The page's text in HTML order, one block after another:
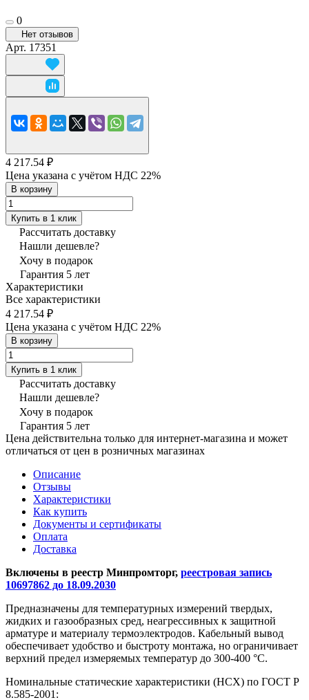
0
Нет отзывов
Арт. 17351
4 217.54 ₽
Цена указана с учётом НДС 22%
В корзину
Купить в 1 клик
Рассчитать доставку
Нашли дешевле?
Хочу в подарок
Гарантия 5 лет
Характеристики
Все характеристики
4 217.54 ₽
Цена указана с учётом НДС 22%
В корзину
Купить в 1 клик
Рассчитать доставку
Нашли дешевле?
Хочу в подарок
Гарантия 5 лет
Цена действительна только для интернет-магазина и может
отличаться от цен в розничных магазинах
Описание
Отзывы
Характеристики
Как купить
Документы и сертификаты
Оплата
Доставка
Включены в реестр Минпромторг, реестровая запись
10697862 до 18.09.2030
Предназначены для температурных измерений твердых,
жидких и газообразных сред, неагрессивных к защитной
арматуре и материалу термоэлектродов. Кабельный вывод
обеспечивает удобство и быстроту монтажа, но ограничивает
верхний предел измеряемых температур до 300-400 °С.
Номинальные статические характеристики (НСХ) по ГОСТ Р
8.585-2001: